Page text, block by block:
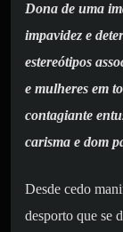
Dona de uma
impavidez e
estereótipos
e mulheres em
contagiante
carisma e dom
Desde cedo
desporto que se